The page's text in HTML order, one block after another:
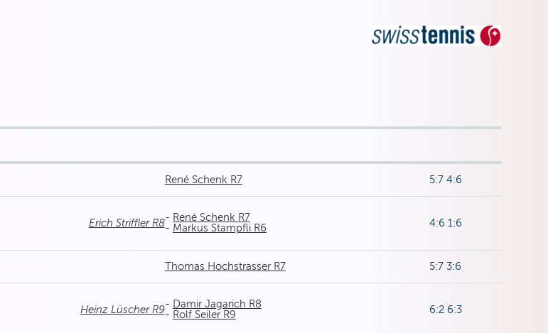
René Schenk R7 5:7 4:6
Erich Striffler R8- René Schenk R7
- Markus Stampfli R6 4:6 1:6
Thomas Hochstrasser R7 5:7 3:6
Heinz Lüscher R9- Damir Jagarich R8
- Rolf Seiler R9 6:2 6:3